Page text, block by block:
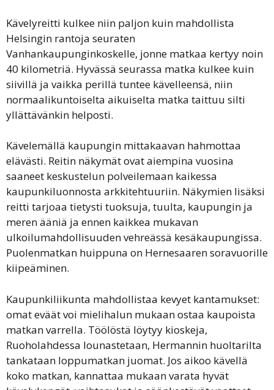
Kävelyreitti kulkee niin paljon kuin mahdollista
Helsingin rantoja seuraten
Vanhankaupunginkoskelle, jonne matkaa kertyy noin
40 kilometriä. Hyvässä seurassa matka kulkee kuin
siivillä ja vaikka perillä tuntee kävelleensä, niin
normaalikuntoiselta aikuiselta matka taittuu silti
yllättävänkin helposti.
Kävelemällä kaupungin mittakaavan hahmottaa
elävästi. Reitin näkymät ovat aiempina vuosina
saaneet keskustelun polveilemaan kaikessa
kaupunkiluonnosta arkkitehtuuriin. Näkymien lisäksi
reitti tarjoaa tietysti tuoksuja, tuulta, kaupungin ja
meren ääniä ja ennen kaikkea mukavan
ulkoilumahdollisuuden vehreässä kesäkaupungissa.
Puolenmatkan huippuna on Hernesaaren soravuorille
kiipeäminen.
Kaupunkiliikunta mahdollistaa kevyet kantamukset:
omat eväät voi mielihalun mukaan ostaa kaupoista
matkan varrella. Töölöstä löytyy kioskeja,
Ruoholahdessa lounastetaan, Hermannin huoltarilta
tankataan loppumatkan juomat. Jos aikoo kävellä
koko matkan, kannattaa mukaan varata hyvät